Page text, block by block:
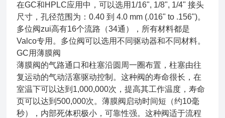
在GC和HPLC应用中，可以选用1/16", 1/8", 1/4" 接头
尺寸，孔径范围为：0.40 到 4.0 mm (.016" to .156")。
多位阀zui高有16个流路（34通），所有材料都是
Valco专用。多位阀可以选用不同驱动器和不同材料。
GC用薄膜阀
薄膜阀的气路通口和柱塞沿圆周一圈布置，柱塞由往
复运动的气动活塞驱动控制。这种阀的寿命很长，在
室温下可以达到1,000,000次，提高其工作温度，寿命
页可以达到500,000次。薄膜阀启动时间短（约10毫
秒），内部死体积极小，可靠性强。这种阀适于流程